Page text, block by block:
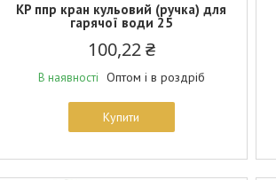
KP ппр кран кульовий (ручка) для
гарячої води 25
100,22 ₴
В наявності Оптом і в роздріб
Купити